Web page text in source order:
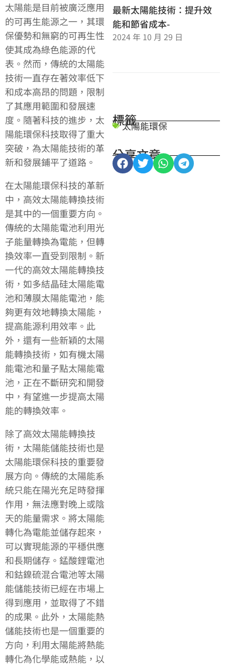
太陽能是目前被廣泛應用
的可再生能源之一，其環
保優勢和無窮的可再生性
使其成為綠色能源的代
表。然而，傳統的太陽能
技術一直存在著效率低下
和成本高昂的問題，限制
了其應用範圍和發展速
度。隨著科技的進步，太
陽能環保科技取得了重大
突破，為太陽能技術的革
新和發展鋪平了道路。
在太陽能環保科技的革新
中，高效太陽能轉換技術
是其中的一個重要方向。
傳統的太陽能電池利用光
子能量轉換為電能，但轉
換效率一直受到限制。新
一代的高效太陽能轉換技
術，如多結晶硅太陽能電
池和薄膜太陽能電池，能
夠更有效地轉換太陽能，
提高能源利用效率。此
外，還有一些新穎的太陽
能轉換技術，如有機太陽
能電池和量子點太陽能電
池，正在不斷研究和開發
中，有望進一步提高太陽
能的轉換效率。
除了高效太陽能轉換技
術，太陽能儲能技術也是
太陽能環保科技的重要發
展方向。傳統的太陽能系
統只能在陽光充足時發揮
作用，無法應對晚上或陰
天的能量需求。將太陽能
轉化為電能並儲存起來，
可以實現能源的平穩供應
和長期儲存。錳酸鋰電池
和鈷鎳硫混合電池等太陽
能儲能技術已經在市場上
得到應用，並取得了不錯
的成果。此外，太陽能熱
儲能技術也是一個重要的
方向，利用太陽能將熱能
轉化為化學能或熱能，以
最新太陽能技術：提升效
能和節省成本-
2024 年 10 月 29 日
標籤
太陽能環保
分享文章